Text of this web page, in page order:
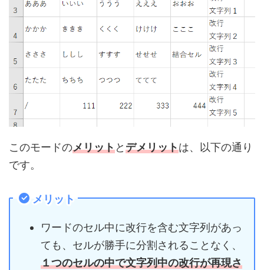
このモードのメリットとデメリットは、以下の通り
です。
メリット
ワードのセル中に改行を含む文字列があっ
ても、セルが勝手に分割されることなく、
１つのセルの中で文字列中の改行が再現さ